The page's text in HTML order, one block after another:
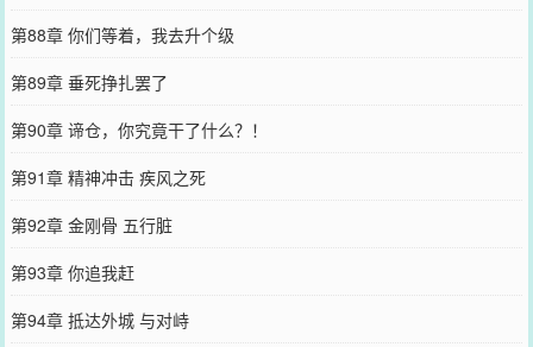
第88章 你们等着，我去升个级
第89章 垂死挣扎罢了
第90章 谛仓，你究竟干了什么？！
第91章 精神冲击 疾风之死
第92章 金刚骨 五行脏
第93章 你追我赶
第94章 抵达外城 与对峙